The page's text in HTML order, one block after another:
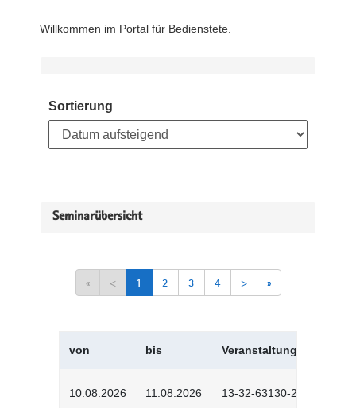
Willkommen im Portal für Bedienstete.
Sortierung
Seminarübersicht
« < 1 2 3 4 > »
von bis Veranstaltungskürzel
10.08.2026 11.08.2026 13-32-63130-2601